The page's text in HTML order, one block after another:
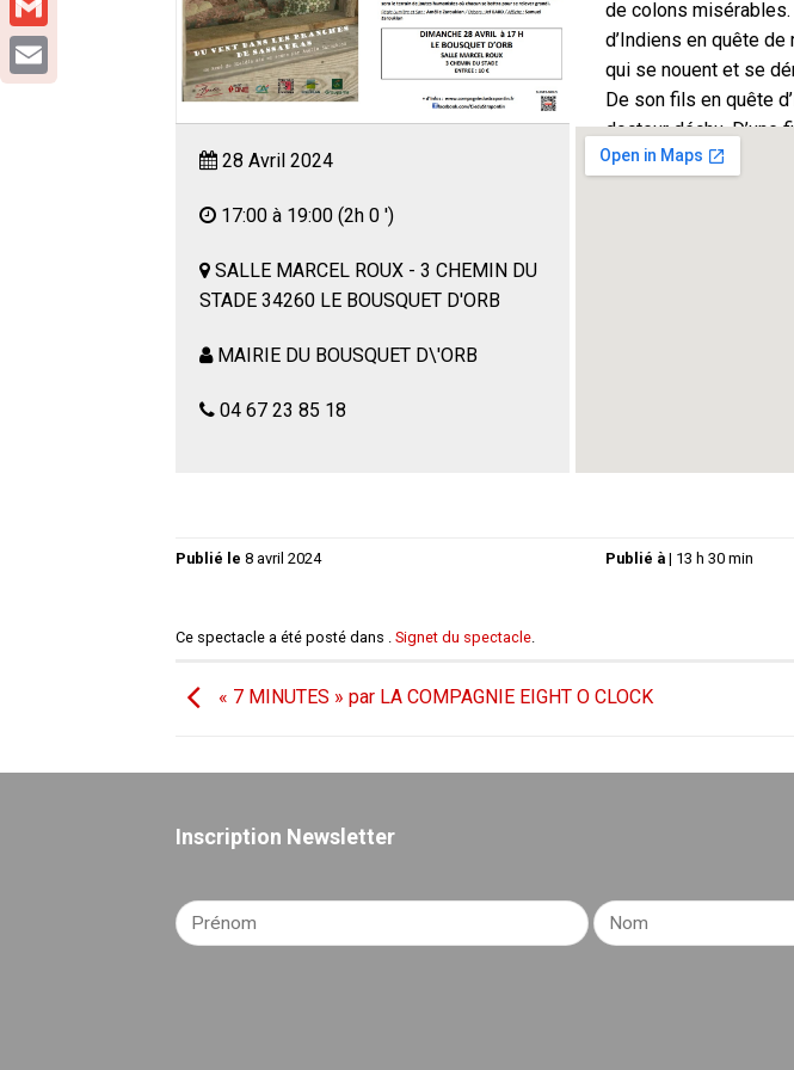
28 Avril 2024
17:00 à 19:00 (2h 0 ')
SALLE MARCEL ROUX - 3 CHEMIN DU
STADE 34260 LE BOUSQUET D'ORB
MAIRIE DU BOUSQUET D\'ORB
04 67 23 85 18
de colons
d’Indiens en quête
qui se nouent et se
De son fils en quête
docteur déchu.
rencontre avec
Publié le 8 avril 2024 Publié à | 13 h 30 min
Ce spectacle a été posté dans . Signet du spectacle.
« 7 MINUTES » par LA COMPAGNIE EIGHT O CLOCK
Inscription Newsletter
Gmail